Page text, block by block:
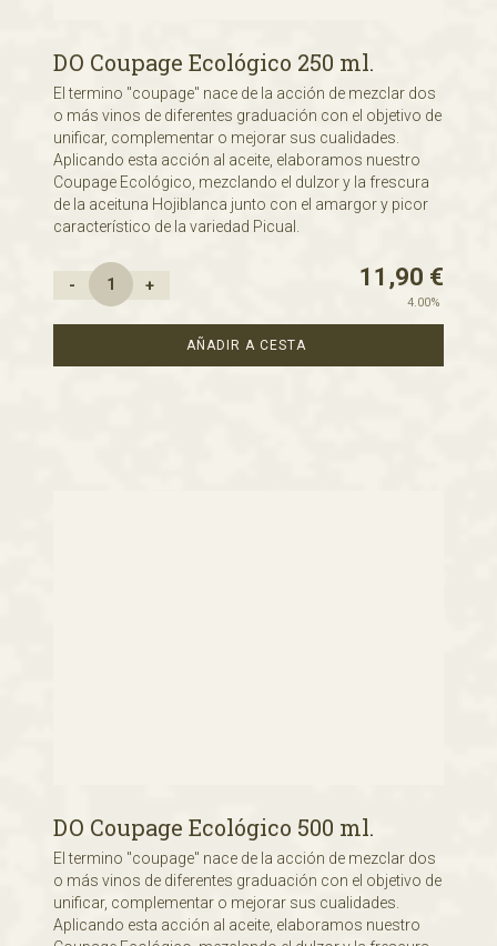
DO Coupage Ecológico 250 ml.
El termino "coupage" nace de la acción de mezclar dos
o más vinos de diferentes graduación con el objetivo de
unificar, complementar o mejorar sus cualidades.
Aplicando esta acción al aceite, elaboramos nuestro
Coupage Ecológico, mezclando el dulzor y la frescura
de la aceituna Hojiblanca junto con el amargor y picor
característico de la variedad Picual.
11,90 €
4.00%
- +
AÑADIR A CESTA
DO Coupage Ecológico 500 ml.
El termino "coupage" nace de la acción de mezclar dos
o más vinos de diferentes graduación con el objetivo de
unificar, complementar o mejorar sus cualidades.
Aplicando esta acción al aceite, elaboramos nuestro